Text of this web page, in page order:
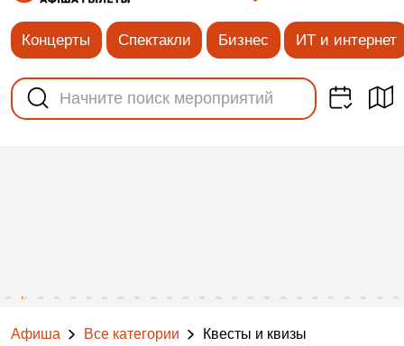
Концерты Спектакли Бизнес ИТ и интернет
Афиша Все категории Квесты и квизы